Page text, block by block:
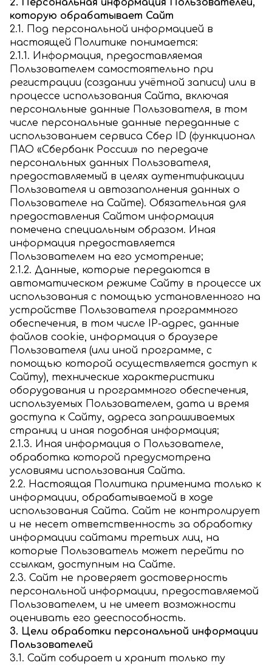
которую обрабатывает Сайт
2.1. Под персональной информацией в
настоящей Политике понимается:
2.1.1. Информация, предоставляемая
Пользователем самостоятельно при
регистрации (создании учётной записи) или в
процессе использования Сайта, включая
персональные данные Пользователя, в том
числе персональные данные переданные с
использованием сервиса Сбер ID (функционал
ПАО «Сбербанк России» по передаче
персональных данных Пользователя,
предоставляемый в целях аутентификации
Пользователя и автозаполнения данных о
Пользователе на Сайте). Обязательная для
предоставления Сайтом информация
помечена специальным образом. Иная
информация предоставляется
Пользователем на его усмотрение;
2.1.2. Данные, которые передаются в
автоматическом режиме Сайту в процессе их
использования с помощью установленного на
устройстве Пользователя программного
обеспечения, в том числе IP-адрес, данные
файлов cookie, информация о браузере
Пользователя (или иной программе, с
помощью которой осуществляется доступ к
Сайту), технические характеристики
оборудования и программного обеспечения,
используемых Пользователем, дата и время
доступа к Сайту, адреса запрашиваемых
страниц и иная подобная информация;
2.1.3. Иная информация о Пользователе,
обработка которой предусмотрена
условиями использования Сайта.
2.2. Настоящая Политика применима только к
информации, обрабатываемой в ходе
использования Сайта. Сайт не контролирует
и не несет ответственность за обработку
информации сайтами третьих лиц, на
которые Пользователь может перейти по
ссылкам, доступным на Сайте.
2.3. Сайт не проверяет достоверность
персональной информации, предоставляемой
Пользователем, и не имеет возможности
оценивать его дееспособность.
3. Цели обработки персональной информации
Пользователей
3.1. Сайт собирает и хранит только ту